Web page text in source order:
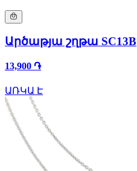
Արծաթյա շղթա SC13B
13,900 ֏
ԱՌԿԱ Է